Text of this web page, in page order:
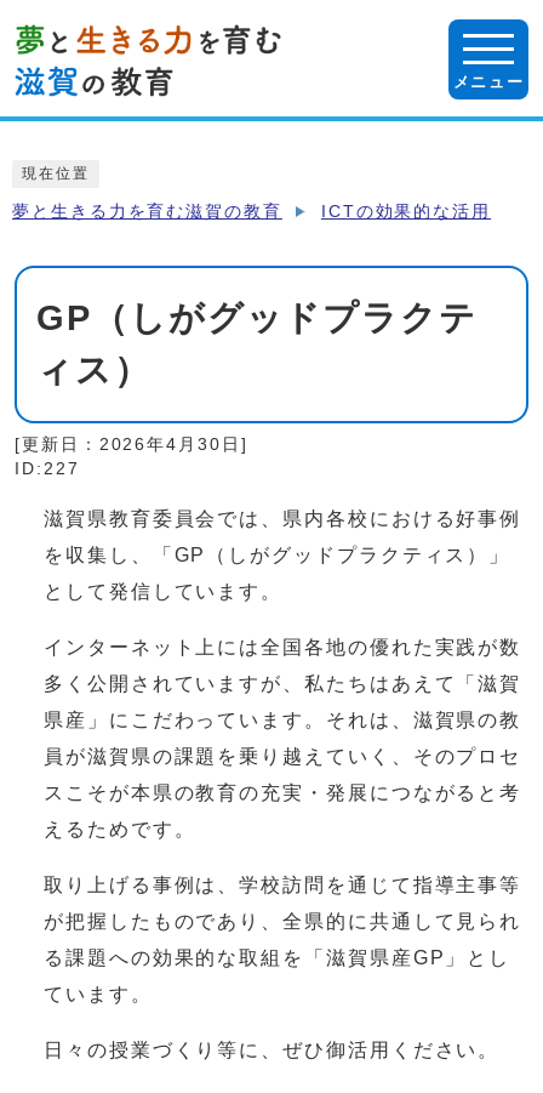
メニュー
現在位置
夢と生きる力を育む滋賀の教育 ICTの効果的な活用
GP（しがグッドプラクテ
ィス）
[更新日： 2026年4月30日 ]
ID:227
滋賀県教育委員会では、県内各校における好事例
を収集し、「GP（しがグッドプラクティス）」
として発信しています。
インターネット上には全国各地の優れた実践が数
多く公開されていますが、私たちはあえて「滋賀
県産」にこだわっています。それは、滋賀県の教
員が滋賀県の課題を乗り越えていく、そのプロセ
スこそが本県の教育の充実・発展につながると考
えるためです。
取り上げる事例は、学校訪問を通じて指導主事等
が把握したものであり、全県的に共通して見られ
る課題への効果的な取組を「滋賀県産GP」とし
ています。
日々の授業づくり等に、ぜひ御活用ください。